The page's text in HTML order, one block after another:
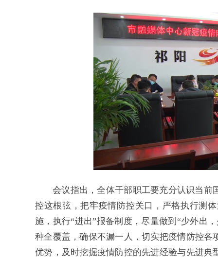
会议指出，全体干部职工要充分认识当
控这根弦，把牢疫情防控关口，严格执行测
施，执行“进出”报备制度，尽量做到“少外出
种全覆盖，确保不漏一人，切实把疫情防控
优势，及时挖掘疫情防控的先进经验与先进